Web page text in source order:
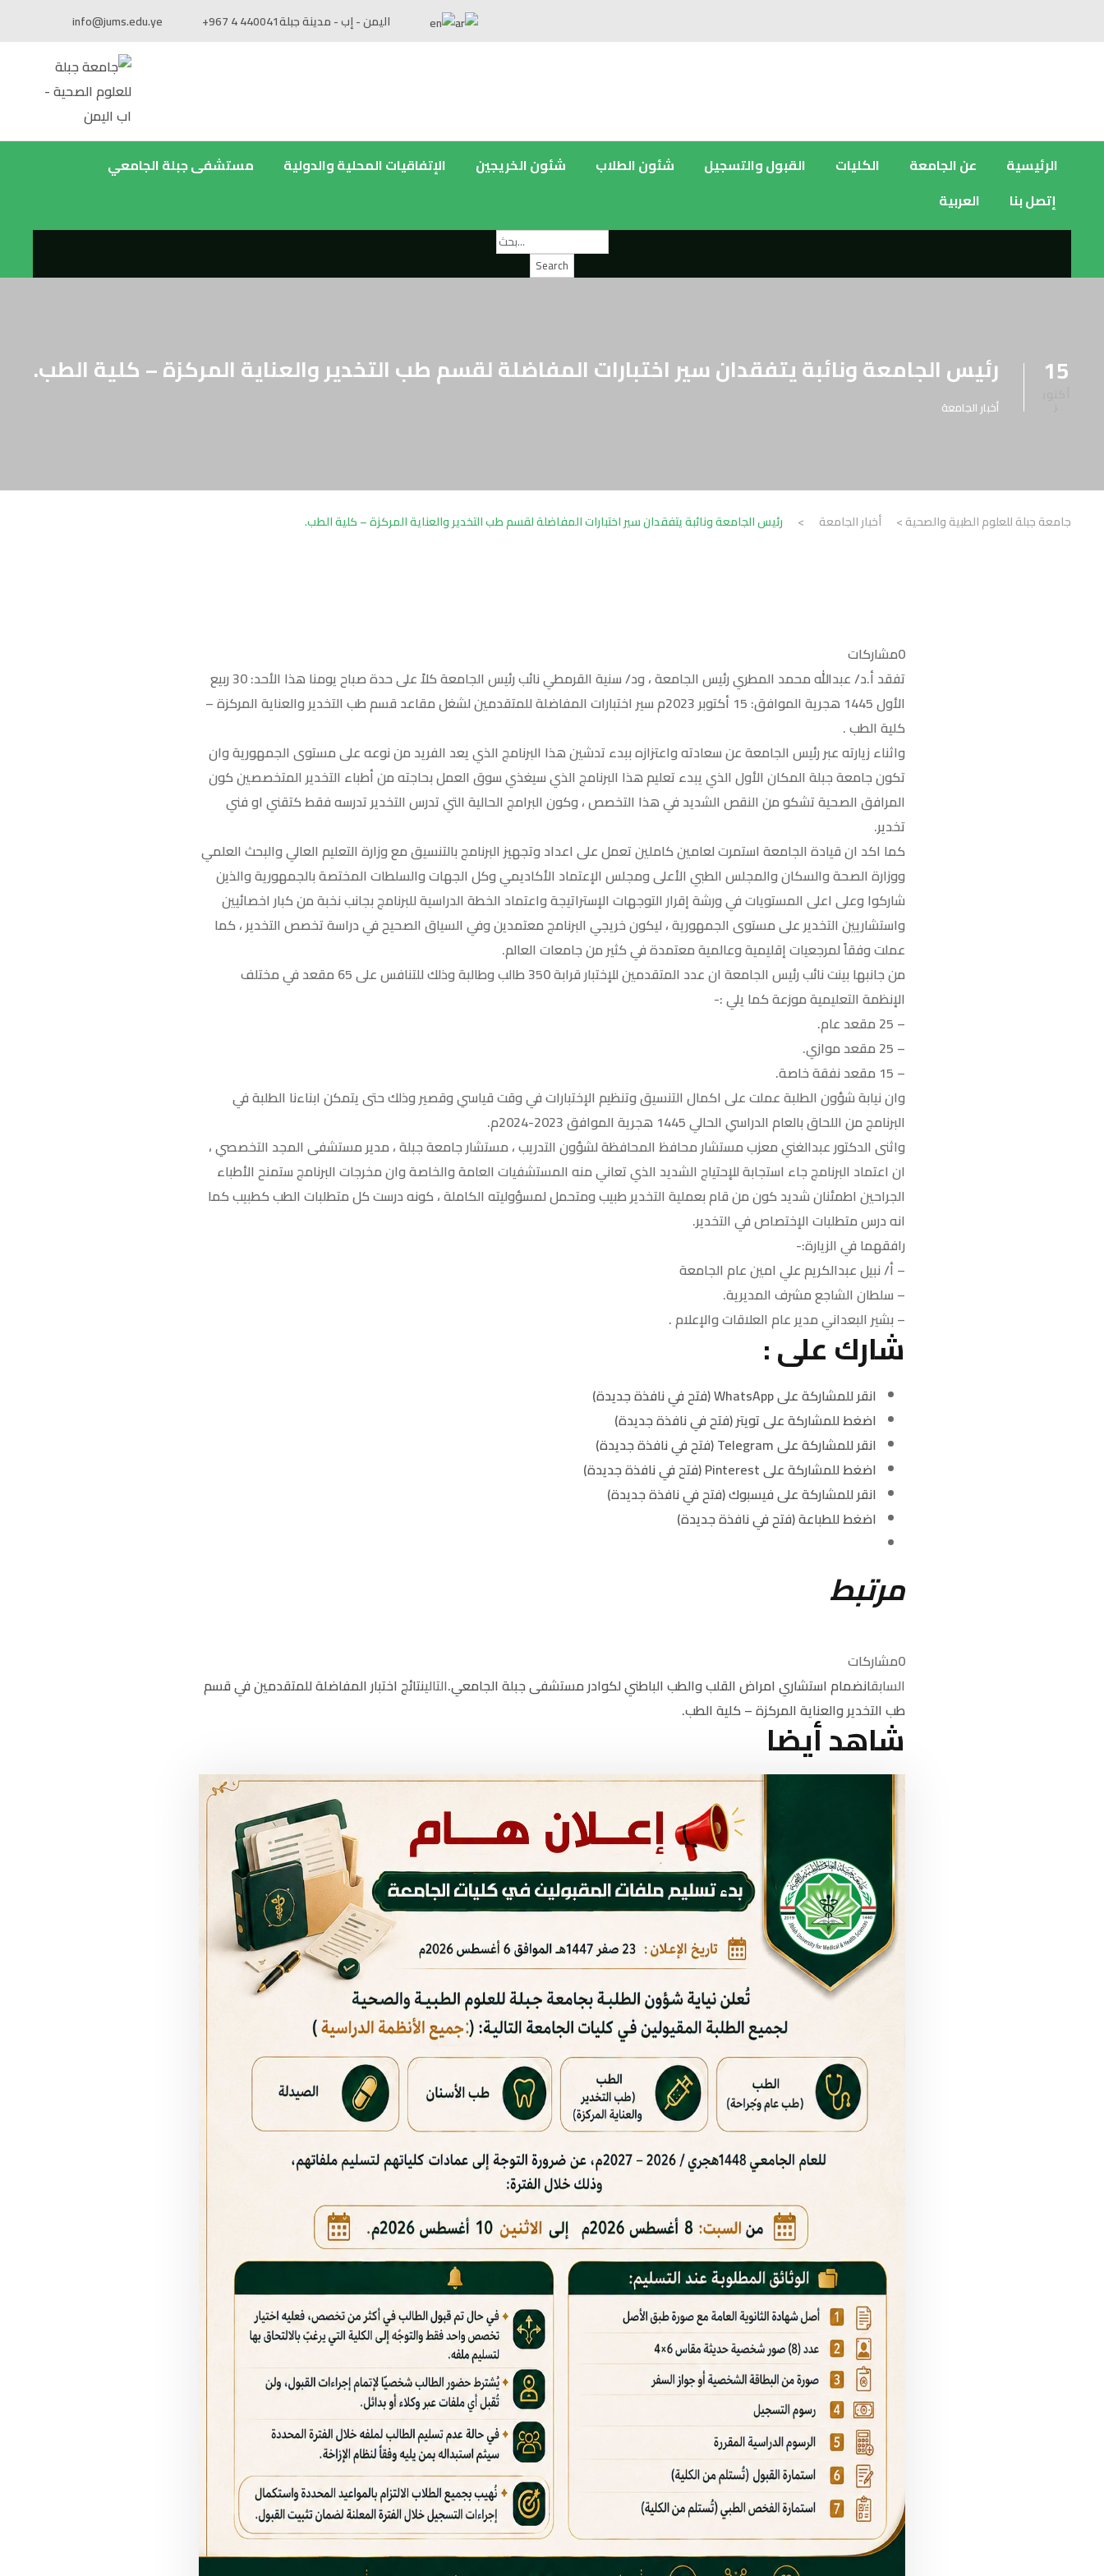
اليمن - إب - مدينة جبلة info@jums.edu.ye +967 4 440041
الرئيسية عن الجامعة الكليات القبول والتسجيل شئون الطلاب شئون الخريجين الإتفاقيات المحلية والدولية
مستشفى جبلة الجامعي
إتصل بنا
العربية
15 رئيس الجامعة ونائبة يتفقدان سير اختبارات المفاضلة لقسم طب التخدير والعناية المركزة – كلية الطب.
أخبار الجامعة
جامعة جبلة للعلوم الطبية والصحية> أخبار الجامعة > رئيس الجامعة ونائبة يتفقدان سير اختبارات المفاضلة لقسم طب التخدير والعناية المركزة – كلية الطب.
0مشاركات
تفقد أ.د/ عبدالله محمد المطري رئيس الجامعة ، ود/ سنية القرمطي نائب رئيس الجامعة كلاً على حدة صباح يومنا هذا الأحد: 30 ربيع
الأول 1445 هجرية الموافق: 15 أكتوبر 2023م سير اختبارات المفاضلة للمتقدمين لشغل مقاعد قسم طب التخدير والعناية المركزة –
كلية الطب .
واثناء زيارته عبر رئيس الجامعة عن سعادته واعتزازه ببدء تدشين هذا البرنامج الذي يعد الفريد من نوعه على مستوى الجمهورية وان
تكون جامعة جبلة المكان الأول الذي يبدء تعليم هذا البرنامج الذي سيغذي سوق العمل بحاجته من أطباء التخدير المتخصصين كون
المرافق الصحية تشكو من النقص الشديد في هذا التخصص ، وكون البرامج الحالية التي تدرس التخدير تدرسه فقط كتقني او فني
تخدير.
كما اكد ان قيادة الجامعة استمرت لعامين كاملين تعمل على اعداد وتجهيز البرنامج بالتنسيق مع وزارة التعليم العالي والبحث العلمي
ووزارة الصحة والسكان والمجلس الطبي الأعلى ومجلس الإعتماد الأكاديمي وكل الجهات والسلطات المختصة بالجمهورية والذين
شاركوا وعلى اعلى المستويات في ورشة إقرار التوجهات الإستراتيجة واعتماد الخطة الدراسية للبرنامج بجانب نخبة من كبار اخصائيين
واستشاريين التخدير على مستوى الجمهورية ، ليكون خريجي البرنامج معتمدين وفي السياق الصحيح في دراسة تخصص التخدير ، كما
عملت وفقاً لمرجعيات إقليمية وعالمية معتمدة في كثير من جامعات العالم.
من جانبها بينت نائب رئيس الجامعة ان عدد المتقدمين للإختبار قرابة 350 طالب وطالبة وذلك للتنافس على 65 مقعد في مختلف
الإنظمة التعليمية موزعة كما يلي :-
– 25 مقعد عام.
– 25 مقعد موازي.
– 15 مقعد نفقة خاصة.
وان نيابة شؤون الطلبة عملت على اكمال التنسيق وتنظيم الإختبارات في وقت قياسي وقصير وذلك حتى يتمكن ابناءنا الطلبة في
البرنامج من اللحاق بالعام الدراسي الحالي 1445 هجرية الموافق 2023-2024م.
واثنى الدكتور عبدالغني معزب مستشار محافظ المحافظة لشؤون التدريب ، مستشار جامعة جبلة ، مدير مستشفى المجد التخصصي ،
ان اعتماد البرنامج جاء استجابة للإحتياج الشديد الذي تعاني منه المستشفيات العامة والخاصة وان مخرجات البرنامج ستمنح الأطباء
الجراحين اطمئنان شديد كون من قام بعملية التخدير طبيب ومتحمل لمسؤوليته الكاملة ، كونه درست كل متطلبات الطب كطبيب كما
انه درس متطلبات الإختصاص في التخدير.
رافقهما في الزيارة:-
– أ/ نبيل عبدالكريم علي امين عام الجامعة
– سلطان الشاجع مشرف المديرية.
– بشير البعداني مدير عام العلاقات والإعلام .
شارك على :
انقر للمشاركة على WhatsApp (فتح في نافذة جديدة)
اضغط للمشاركة على تويتر (فتح في نافذة جديدة)
انقر للمشاركة على Telegram (فتح في نافذة جديدة)
اضغط للمشاركة على Pinterest (فتح في نافذة جديدة)
انقر للمشاركة على فيسبوك (فتح في نافذة جديدة)
اضغط للطباعة (فتح في نافذة جديدة)
مرتبط
0مشاركات
السابقانضمام استشاري امراض القلب والطب الباطني لكوادر مستشفى جبلة الجامعي.التالينتائج اختبار المفاضلة للمتقدمين في قسم
طب التخدير والعناية المركزة – كلية الطب.
شاهد أيضا
جامعة جبلة
نبــــذة عـن الجـــامعـة
الخدمات الإلكترونية
المكتبة الإلكترونية
الكليات والمراكز
مستشفى جبلة الجامعي